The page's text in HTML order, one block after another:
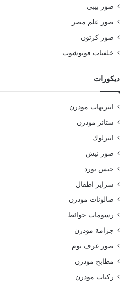
صور بيبي
صور علم مصر
صور كرتون
خلفيات فوتوشوب
ديكورات
انتريهات مودرن
ستائر مودرن
انترلوك
صور نيش
جبس بورد
سراير اطفال
صالونات مودرن
رسومات حوائط
جزامة مودرن
صور غرف نوم
مطابخ مودرن
ركنات مودرن